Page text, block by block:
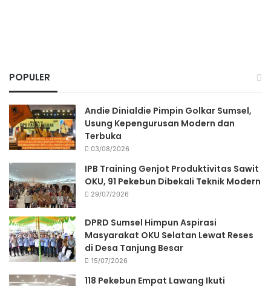
POPULER
Andie Dinialdie Pimpin Golkar Sumsel,
Usung Kepengurusan Modern dan
Terbuka
03/08/2026
IPB Training Genjot Produktivitas Sawit
OKU, 91 Pekebun Dibekali Teknik Modern
29/07/2026
DPRD Sumsel Himpun Aspirasi
Masyarakat OKU Selatan Lewat Reses
di Desa Tanjung Besar
15/07/2026
118 Pekebun Empat Lawang Ikuti